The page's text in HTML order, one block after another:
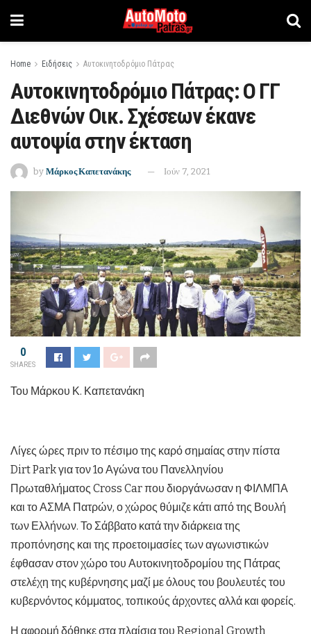
Home Ειδήσεις Αυτοκινητοδρόμιο Πάτρας
Αυτοκινητοδρόμιο Πάτρας: Ο ΓΓ
Διεθνών Οικ. Σχέσεων έκανε
αυτοψία στην έκταση
by Μάρκος Καπετανάκης Ιούν 7, 2021
0
SHARES
Του Μάρκου Κ. Καπετανάκη
Λίγες ώρες πριν το πέσιμο της καρό σημαίας στην πίστα
Dirt Park για τον 1ο Αγώνα του Πανελληνίου
Πρωταθλήματος Cross Car που διοργάνωσαν η ΦΙΛΜΠΑ
και το ΑΣΜΑ Πατρών, ο χώρος θύμιζε κάτι από της Βουλή
των Ελλήνων. Το Σάββατο κατά την διάρκεια της
προπόνησης και της προετοιμασίες των αγωνιστικών
έφθασαν στον χώρο του Αυτοκινητοδρομίου της Πάτρας
στελέχη της κυβέρνησης μαζί με όλους του βουλευτές του
κυβερνόντος κόμματος, τοπικούς άρχοντες αλλά και φορείς.
Η αφορμή δόθηκε στα πλαίσια του Regional Growth